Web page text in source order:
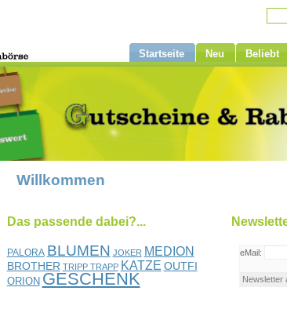
Startseite Neu Beliebt
Willkommen
Das passende dabei?...
PALORA BLUMEN JOKER MEDION
BROTHER TRIPP TRAPP KATZE OUTFI
ORION GESCHENK
eMail: